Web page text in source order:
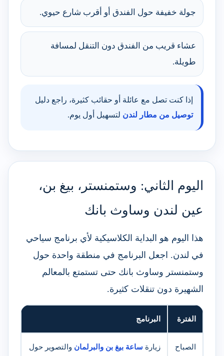
جولة خفيفة حول الفندق أو أقرب شارع حيوي.
عشاء قريب من الفندق دون التنقل لمسافة
طويلة.
إذا كنت تصل مع عائلة أو حقائب كثيرة، راجع دليل
توصيل من مطار لندن لتسهيل أول يوم.
اليوم الثاني: وستمنستر، بيغ بن،
عين لندن وساوث بانك
هذا اليوم هو البداية الكلاسيكية لأي برنامج سياحي
في لندن. اجعل البرنامج في منطقة واحدة حول
وستمنستر وساوث بانك حتى تستمتع بالمعالم
الشهيرة دون تنقلات كثيرة.
الفترة البرنامج
الصباح زيارة ساعة بيغ بن والبرلمان والتصوير حول